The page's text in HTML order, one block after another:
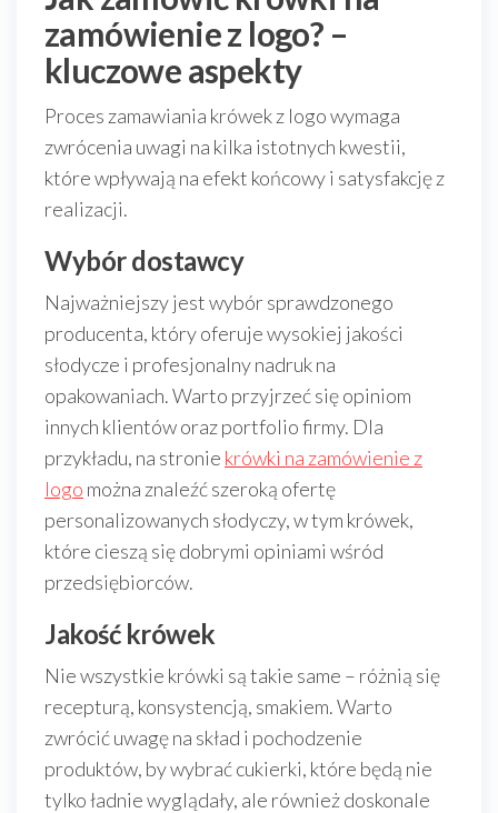
zamówienie z logo? –
kluczowe aspekty
Proces zamawiania krówek z logo wymaga
zwrócenia uwagi na kilka istotnych kwestii,
które wpływają na efekt końcowy i satysfakcję z
realizacji.
Wybór dostawcy
Najważniejszy jest wybór sprawdzonego
producenta, który oferuje wysokiej jakości
słodycze i profesjonalny nadruk na
opakowaniach. Warto przyjrzeć się opiniom
innych klientów oraz portfolio firmy. Dla
przykładu, na stronie krówki na zamówienie z
logo można znaleźć szeroką ofertę
personalizowanych słodyczy, w tym krówek,
które cieszą się dobrymi opiniami wśród
przedsiębiorców.
Jakość krówek
Nie wszystkie krówki są takie same – różnią się
recepturą, konsystencją, smakiem. Warto
zwrócić uwagę na skład i pochodzenie
produktów, by wybrać cukierki, które będą nie
tylko ładnie wyglądały, ale również doskonale